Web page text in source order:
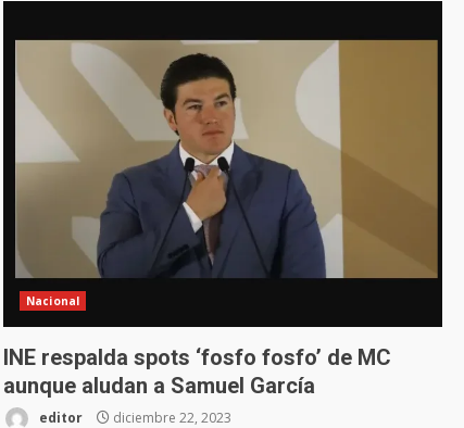
Nacional
INE respalda spots ‘fosfo fosfo’ de MC
aunque aludan a Samuel García
editor diciembre 22, 2023